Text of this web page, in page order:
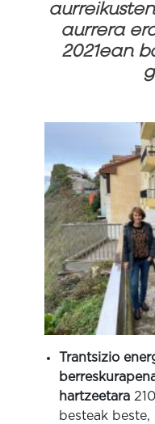
aurrera
2021ean
Trantsizio
hartzeetara
besteak